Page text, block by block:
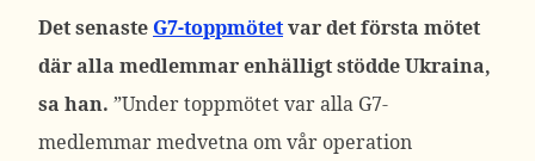
Det senaste G7-toppmötetvar det första mötet
där alla medlemmar enhälligt stödde Ukraina,
sa han. ”Under toppmötet var alla G7-
medlemmar medvetna om vår operation